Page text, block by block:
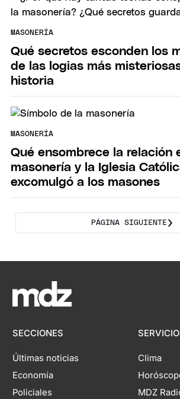
MASONERÍA
Qué secretos esconden los
de las logias más
historia
MASONERÍA
Qué ensombrece la relación
masonería y la Iglesia
excomulgó a los masones
PÁGINA SIGUIENTE
SECCIONES
Últimas noticias
Economía
Policiales
Clima
MDZ